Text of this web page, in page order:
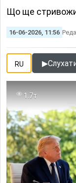
Що ще
16-06-2026, 11:56
RU ▶
1.7т